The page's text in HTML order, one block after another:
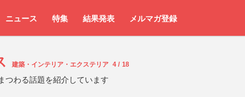
ニュース 特集 結果発表 メルマガ登録
建築・インテリア・エクステリア 4 / 18
つわる話題を紹介しています